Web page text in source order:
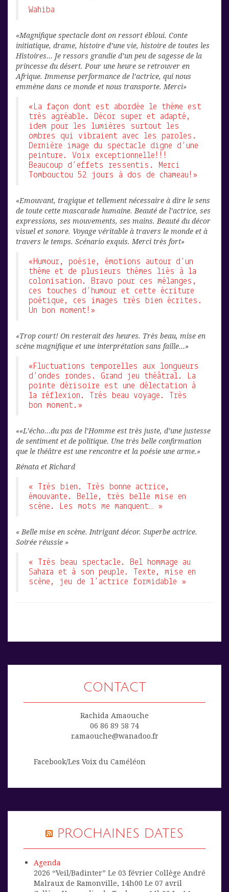
Wahiba
«Magnifique spectacle dont on ressort ébloui. Conte
initiatique, drame, histoire d’une vie, histoire de toutes les
Histoires… Je ressors grandie d’un peu de sagesse de la
princesse du désert. Pour une heure se retrouver en
Afrique. Immense performance de l’actrice, qui nous
emmène dans ce monde et nous transporte. Merci»
«La façon dont est abordée le thème est
très agréable. Décor super et adapté,
idem pour les lumières surtout les
ombres qui vibraient avec les paroles.
Dernière image du spectacle digne d’une
peinture. Voix exceptionnelle!!!
Beaucoup d’effets ressentis. Merci
Tombouctou 52 jours à dos de chameau!»
«Emouvant, tragique et tellement nécessaire à dire le sens
de toute cette mascarade humaine. Beauté de l’actrice, ses
expressions, ses mouvements, ses mains. Beauté du décor
visuel et sonore. Voyage véritable à travers le monde et à
travers le temps. Scénario exquis. Merci très fort»
«Humour, poésie, émotions autour d’un
thème et de plusieurs thèmes liès à la
colonisation. Bravo pour ces mélanges,
ces touches d’humour et cette écriture
poétique, ces images très bien écrites.
Un bon moment!»
«Trop court! On resterait des heures. Très beau, mise en
scène magnifique et une interprétation sans faille…»
«Fluctuations temporelles aux longueurs
d’ondes rondes. Grand jeu théâtral. La
pointe dérisoire est une délectation à
la réflexion. Trés beau voyage. Très
bon moment.»
««L’écho…du pas de l’Homme est très juste, d’une justesse
de sentiment et de politique. Une très belle confirmation
que le théâtre est une rencontre et la poésie une arme.»
Rénata et Richard
« Très bien. Très bonne actrice,
émouvante. Belle, très belle mise en
scène. Les mots me manquent… »
« Belle mise en scène. Intrigant décor. Superbe actrice.
Soirée réussie »
« Très beau spectacle. Bel hommage au
Sahara et à son peuple. Texte, mise en
scène, jeu de l’actrice formidable »
CONTACT
Rachida Amaouche
06 86 89 58 74
r.amaouche@wanadoo.fr
Facebook/Les Voix du Caméléon
PROCHAINES DATES
Agenda
2026 “Veil/Badinter” Le 03 février Collège André
Malraux de Ramonville, 14h00 Le 07 avril